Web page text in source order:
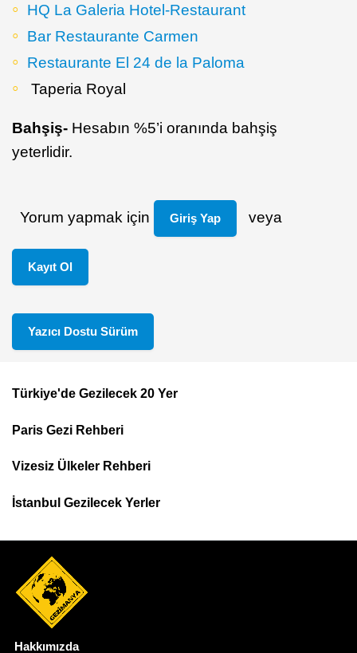
HQ La Galeria Hotel-Restaurant
Bar Restaurante Carmen
Restaurante El 24 de la Paloma
Taperia Royal
Bahşiş- Hesabın %5’i oranında bahşiş
yeterlidir.
Yorum yapmak için Giriş Yap veya
Kayıt Ol
Yazıcı Dostu Sürüm
Footer
Top
Menu
Türkiye'de Gezilecek 20 Yer
Paris Gezi Rehberi
Vizesiz Ülkeler Rehberi
İstanbul Gezilecek Yerler
Hakkımızda